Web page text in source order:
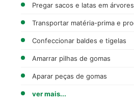
Pregar sacos e latas em árvores
Transportar matéria-prima e
Confeccionar baldes e tigelas
Amarrar pilhas de gomas
Aparar peças de gomas
ver mais...